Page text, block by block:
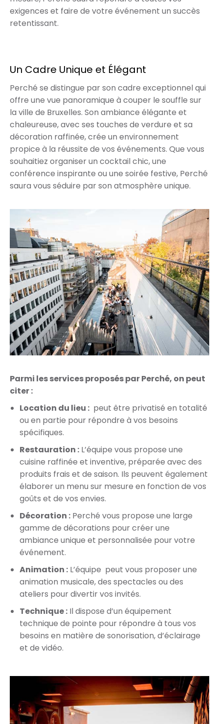
exigences et faire de votre événement un succès
retentissant.
Un Cadre Unique et Élégant
Perché se distingue par son cadre exceptionnel qui
offre une vue panoramique à couper le souffle sur
la ville de Bruxelles. Son ambiance élégante et
chaleureuse, avec ses touches de verdure et sa
décoration raffinée, crée un environnement
propice à la réussite de vos événements. Que vous
souhaitiez organiser un cocktail chic, une
conférence inspirante ou une soirée festive, Perché
saura vous séduire par son atmosphère unique.
Parmi les services proposés par Perché, on peut
citer :
Location du lieu : peut être privatisé en totalité
ou en partie pour répondre à vos besoins
spécifiques.
Restauration : L’équipe vous propose une
cuisine raffinée et inventive, préparée avec des
produits frais et de saison. Ils peuvent également
élaborer un menu sur mesure en fonction de vos
goûts et de vos envies.
Décoration : Perché vous propose une large
gamme de décorations pour créer une
ambiance unique et personnalisée pour votre
événement.
Animation : L’équipe peut vous proposer une
animation musicale, des spectacles ou des
ateliers pour divertir vos invités.
Technique : Il dispose d’un équipement
technique de pointe pour répondre à tous vos
besoins en matière de sonorisation, d’éclairage
et de vidéo.